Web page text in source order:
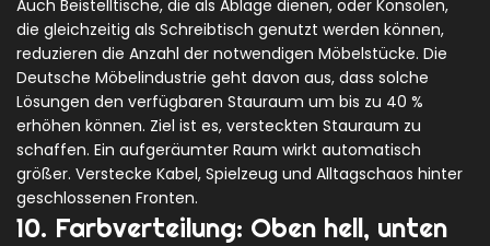
Auch Beistelltische, die als Ablage dienen, oder Konsolen,
die gleichzeitig als Schreibtisch genutzt werden können,
reduzieren die Anzahl der notwendigen Möbelstücke. Die
Deutsche Möbelindustrie geht davon aus, dass solche
Lösungen den verfügbaren Stauraum um bis zu 40 %
erhöhen können. Ziel ist es, versteckten Stauraum zu
schaffen. Ein aufgeräumter Raum wirkt automatisch
größer. Verstecke Kabel, Spielzeug und Alltagschaos hinter
geschlossenen Fronten.
10. Farbverteilung: Oben hell, unten